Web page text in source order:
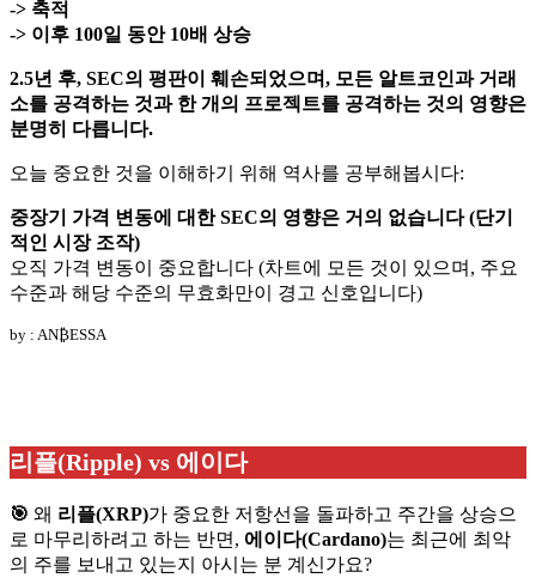
-> 축적
-> 이후 100일 동안 10배 상승
2.5년 후, SEC의 평판이 훼손되었으며, 모든 알트코인과 거래
소를 공격하는 것과 한 개의 프로젝트를 공격하는 것의 영향은
분명히 다릅니다.
오늘 중요한 것을 이해하기 위해 역사를 공부해봅시다:
중장기 가격 변동에 대한 SEC의 영향은 거의 없습니다 (단기
적인 시장 조작)
오직 가격 변동이 중요합니다 (차트에 모든 것이 있으며, 주요
수준과 해당 수준의 무효화만이 경고 신호입니다)
by : AN₿ESSA
리플(Ripple) vs 에이다
🎯 왜 리플(XRP)가 중요한 저항선을 돌파하고 주간을 상승으
로 마무리하려고 하는 반면, 에이다(Cardano)는 최근에 최악
의 주를 보내고 있는지 아시는 분 계신가요?